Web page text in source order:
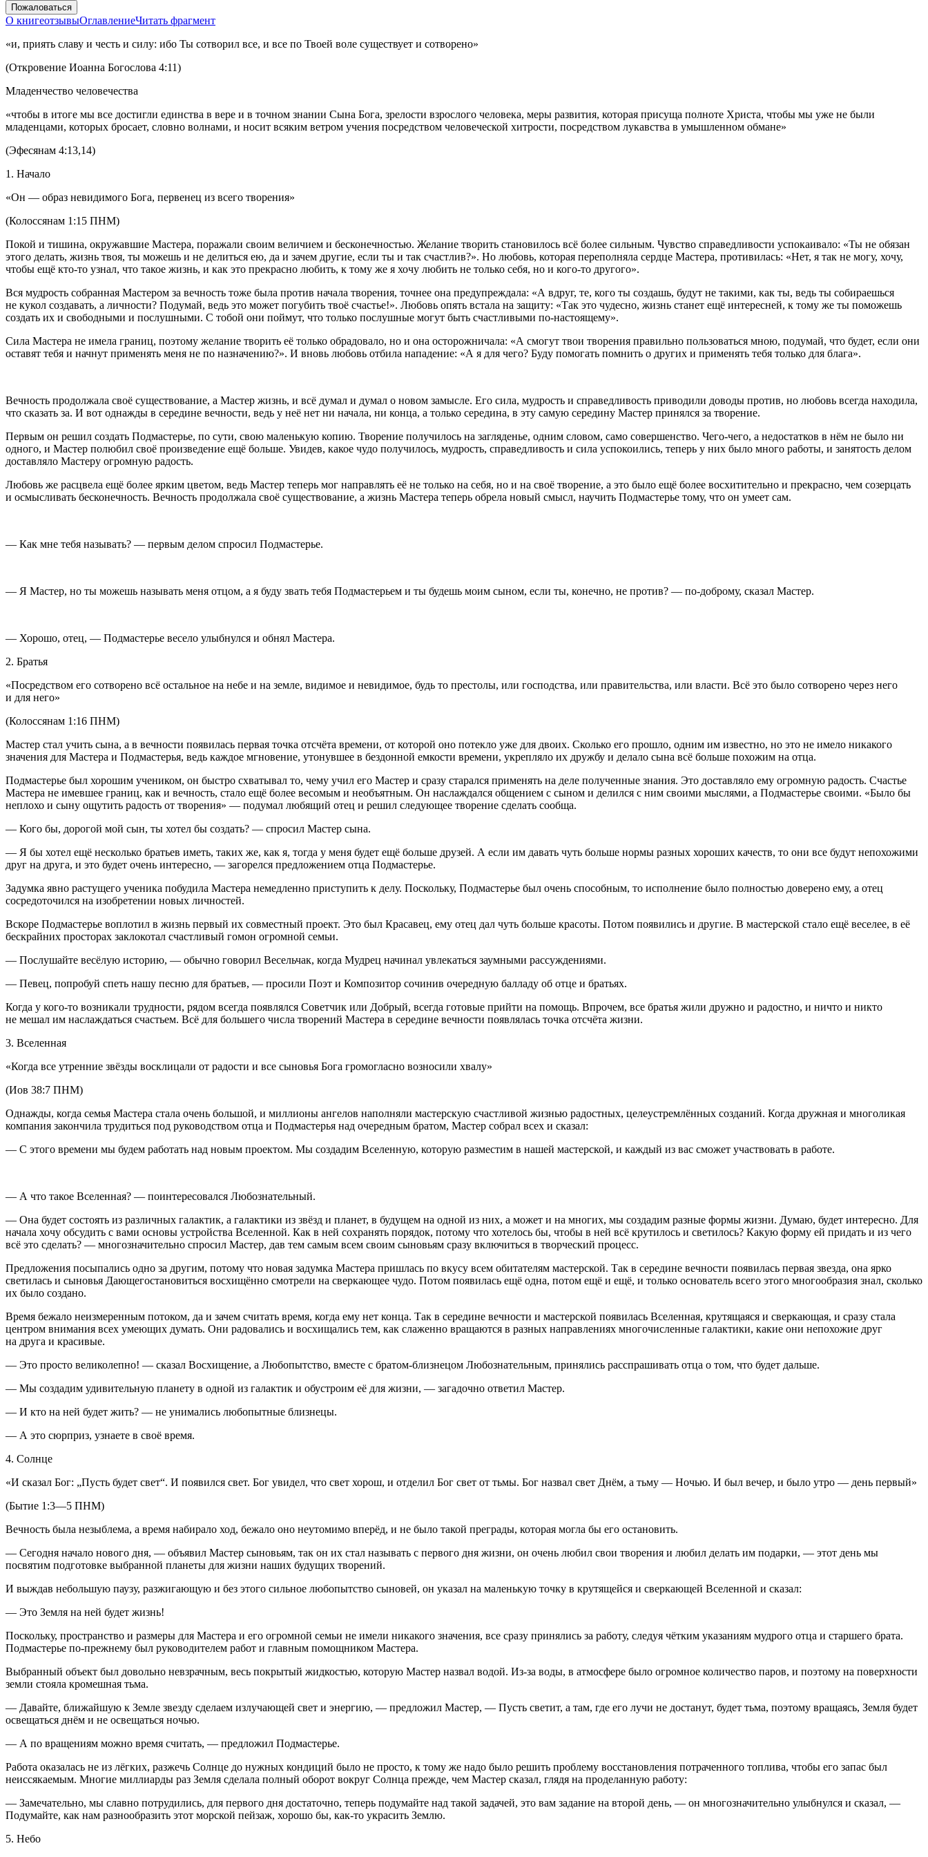
Пожаловаться
О книгеотзывыОглавлениеЧитать фрагмент
«и, приять славу и честь и силу: ибо Ты сотворил все, и все по Твоей воле существует и сотворено»
(Откровение Иоанна Богослова 4:11)
Младенчество человечества
«чтобы в итоге мы все достигли единства в вере и в точном знании Сына Бога, зрелости взрослого человека, меры развития, которая присуща полноте Христа, чтобы мы уже не были
младенцами, которых бросает, словно волнами, и носит всяким ветром учения посредством человеческой хитрости, посредством лукавства в умышленном обмане»
(Эфесянам 4:13,14)
1. Начало
«Он — образ невидимого Бога, первенец из всего творения»
(Колоссянам 1:15 ПНМ)
Покой и тишина, окружавшие Мастера, поражали своим величием и бесконечностью. Желание творить становилось всё более сильным. Чувство справедливости успокаивало: «Ты не обязан
этого делать, жизнь твоя, ты можешь и не делиться ею, да и зачем другие, если ты и так счастлив?». Но любовь, которая переполняла сердце Мастера, противилась: «Нет, я так не могу, хочу,
чтобы ещё кто-то узнал, что такое жизнь, и как это прекрасно любить, к тому же я хочу любить не только себя, но и кого-то другого».
Вся мудрость собранная Мастером за вечность тоже была против начала творения, точнее она предупреждала: «А вдруг, те, кого ты создашь, будут не такими, как ты, ведь ты собираешься
не кукол создавать, а личности? Подумай, ведь это может погубить твоё счастье!». Любовь опять встала на защиту: «Так это чудесно, жизнь станет ещё интересней, к тому же ты поможешь
создать их и свободными и послушными. С тобой они поймут, что только послушные могут быть счастливыми по-настоящему».
Сила Мастера не имела границ, поэтому желание творить её только обрадовало, но и она осторожничала: «А смогут твои творения правильно пользоваться мною, подумай, что будет, если они
оставят тебя и начнут применять меня не по назначению?». И вновь любовь отбила нападение: «А я для чего? Буду помогать помнить о других и применять тебя только для блага».
Вечность продолжала своё существование, а Мастер жизнь, и всё думал и думал о новом замысле. Его сила, мудрость и справедливость приводили доводы против, но любовь всегда находила,
что сказать за. И вот однажды в середине вечности, ведь у неё нет ни начала, ни конца, а только середина, в эту самую середину Мастер принялся за творение.
Первым он решил создать Подмастерье, по сути, свою маленькую копию. Творение получилось на загляденье, одним словом, само совершенство. Чего-чего, а недостатков в нём не было ни
одного, и Мастер полюбил своё произведение ещё больше. Увидев, какое чудо получилось, мудрость, справедливость и сила успокоились, теперь у них было много работы, и занятость делом
доставляло Мастеру огромную радость.
Любовь же расцвела ещё более ярким цветом, ведь Мастер теперь мог направлять её не только на себя, но и на своё творение, а это было ещё более восхитительно и прекрасно, чем созерцать
и осмысливать бесконечность. Вечность продолжала своё существование, а жизнь Мастера теперь обрела новый смысл, научить Подмастерье тому, что он умеет сам.
— Как мне тебя называть? — первым делом спросил Подмастерье.
— Я Мастер, но ты можешь называть меня отцом, а я буду звать тебя Подмастерьем и ты будешь моим сыном, если ты, конечно, не против? — по-доброму, сказал Мастер.
— Хорошо, отец, — Подмастерье весело улыбнулся и обнял Мастера.
2. Братья
«Посредством его сотворено всё остальное на небе и на земле, видимое и невидимое, будь то престолы, или господства, или правительства, или власти. Всё это было сотворено через него
и для него»
(Колоссянам 1:16 ПНМ)
Мастер стал учить сына, а в вечности появилась первая точка отсчёта времени, от которой оно потекло уже для двоих. Сколько его прошло, одним им известно, но это не имело никакого
значения для Мастера и Подмастерья, ведь каждое мгновение, утонувшее в бездонной емкости времени, укрепляло их дружбу и делало сына всё больше похожим на отца.
Подмастерье был хорошим учеником, он быстро схватывал то, чему учил его Мастер и сразу старался применять на деле полученные знания. Это доставляло ему огромную радость. Счастье
Мастера не имевшее границ, как и вечность, стало ещё более весомым и необъятным. Он наслаждался общением с сыном и делился с ним своими мыслями, а Подмастерье своими. «Было бы
неплохо и сыну ощутить радость от творения» — подумал любящий отец и решил следующее творение сделать сообща.
— Кого бы, дорогой мой сын, ты хотел бы создать? — спросил Мастер сына.
— Я бы хотел ещё несколько братьев иметь, таких же, как я, тогда у меня будет ещё больше друзей. А если им давать чуть больше нормы разных хороших качеств, то они все будут непохожими
друг на друга, и это будет очень интересно, — загорелся предложением отца Подмастерье.
Задумка явно растущего ученика побудила Мастера немедленно приступить к делу. Поскольку, Подмастерье был очень способным, то исполнение было полностью доверено ему, а отец
сосредоточился на изобретении новых личностей.
Вскоре Подмастерье воплотил в жизнь первый их совместный проект. Это был Красавец, ему отец дал чуть больше красоты. Потом появились и другие. В мастерской стало ещё веселее, в её
бескрайних просторах заклокотал счастливый гомон огромной семьи.
— Послушайте весёлую историю, — обычно говорил Весельчак, когда Мудрец начинал увлекаться заумными рассуждениями.
— Певец, попробуй спеть нашу песню для братьев, — просили Поэт и Композитор сочинив очередную балладу об отце и братьях.
Когда у кого-то возникали трудности, рядом всегда появлялся Советчик или Добрый, всегда готовые прийти на помощь. Впрочем, все братья жили дружно и радостно, и ничто и никто
не мешал им наслаждаться счастьем. Всё для большего числа творений Мастера в середине вечности появлялась точка отсчёта жизни.
3. Вселенная
«Когда все утренние звёзды восклицали от радости и все сыновья Бога громогласно возносили хвалу»
(Иов 38:7 ПНМ)
Однажды, когда семья Мастера стала очень большой, и миллионы ангелов наполняли мастерскую счастливой жизнью радостных, целеустремлённых созданий. Когда дружная и многоликая
компания закончила трудиться под руководством отца и Подмастерья над очередным братом, Мастер собрал всех и сказал:
— С этого времени мы будем работать над новым проектом. Мы создадим Вселенную, которую разместим в нашей мастерской, и каждый из вас сможет участвовать в работе.
— А что такое Вселенная? — поинтересовался Любознательный.
— Она будет состоять из различных галактик, а галактики из звёзд и планет, в будущем на одной из них, а может и на многих, мы создадим разные формы жизни. Думаю, будет интересно. Для
начала хочу обсудить с вами основы устройства Вселенной. Как в ней сохранять порядок, потому что хотелось бы, чтобы в ней всё крутилось и светилось? Какую форму ей придать и из чего
всё это сделать? — многозначительно спросил Мастер, дав тем самым всем своим сыновьям сразу включиться в творческий процесс.
Предложения посыпались одно за другим, потому что новая задумка Мастера пришлась по вкусу всем обитателям мастерской. Так в середине вечности появилась первая звезда, она ярко
светилась и сыновья Дающегостановиться восхищённо смотрели на сверкающее чудо. Потом появилась ещё одна, потом ещё и ещё, и только основатель всего этого многообразия знал, сколько
их было создано.
Время бежало неизмеренным потоком, да и зачем считать время, когда ему нет конца. Так в середине вечности и мастерской появилась Вселенная, крутящаяся и сверкающая, и сразу стала
центром внимания всех умеющих думать. Они радовались и восхищались тем, как слаженно вращаются в разных направлениях многочисленные галактики, какие они непохожие друг
на друга и красивые.
— Это просто великолепно! — сказал Восхищение, а Любопытство, вместе с братом-близнецом Любознательным, принялись расспрашивать отца о том, что будет дальше.
— Мы создадим удивительную планету в одной из галактик и обустроим её для жизни, — загадочно ответил Мастер.
— И кто на ней будет жить? — не унимались любопытные близнецы.
— А это сюрприз, узнаете в своё время.
4. Солнце
«И сказал Бог: „Пусть будет свет“. И появился свет. Бог увидел, что свет хорош, и отделил Бог свет от тьмы. Бог назвал свет Днём, а тьму — Ночью. И был вечер, и было утро — день первый»
(Бытие 1:3—5 ПНМ)
Вечность была незыблема, а время набирало ход, бежало оно неутомимо вперёд, и не было такой преграды, которая могла бы его остановить.
— Сегодня начало нового дня, — объявил Мастер сыновьям, так он их стал называть с первого дня жизни, он очень любил свои творения и любил делать им подарки, — этот день мы
посвятим подготовке выбранной планеты для жизни наших будущих творений.
И выждав небольшую паузу, разжигающую и без этого сильное любопытство сыновей, он указал на маленькую точку в крутящейся и сверкающей Вселенной и сказал:
— Это Земля на ней будет жизнь!
Поскольку, пространство и размеры для Мастера и его огромной семьи не имели никакого значения, все сразу принялись за работу, следуя чётким указаниям мудрого отца и старшего брата.
Подмастерье по-прежнему был руководителем работ и главным помощником Мастера.
Выбранный объект был довольно невзрачным, весь покрытый жидкостью, которую Мастер назвал водой. Из-за воды, в атмосфере было огромное количество паров, и поэтому на поверхности
земли стояла кромешная тьма.
— Давайте, ближайшую к Земле звезду сделаем излучающей свет и энергию, — предложил Мастер, — Пусть светит, а там, где его лучи не достанут, будет тьма, поэтому вращаясь, Земля будет
освещаться днём и не освещаться ночью.
— А по вращениям можно время считать, — предложил Подмастерье.
Работа оказалась не из лёгких, разжечь Солнце до нужных кондиций было не просто, к тому же надо было решить проблему восстановления потраченного топлива, чтобы его запас был
неиссякаемым. Многие миллиарды раз Земля сделала полный оборот вокруг Солнца прежде, чем Мастер сказал, глядя на проделанную работу:
— Замечательно, мы славно потрудились, для первого дня достаточно, теперь подумайте над такой задачей, это вам задание на второй день, — он многозначительно улыбнулся и сказал, —
Подумайте, как нам разнообразить этот морской пейзаж, хорошо бы, как-то украсить Землю.
5. Небо